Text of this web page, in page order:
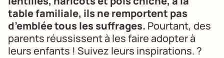
table familiale, ils ne remportent pas
d’emblée tous les suffrages. Pourtant, des
parents réussissent à les faire adopter à
leurs enfants ! Suivez leurs inspirations. ?